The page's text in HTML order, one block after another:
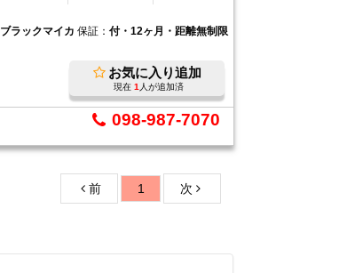
ブラックマイカ 保証： 付・12ヶ月・距離無制限
お気に入り追加
現在 1 人が追加済
098-987-7070
前 1 次